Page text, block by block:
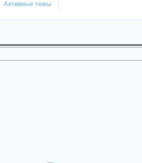
Активные темы